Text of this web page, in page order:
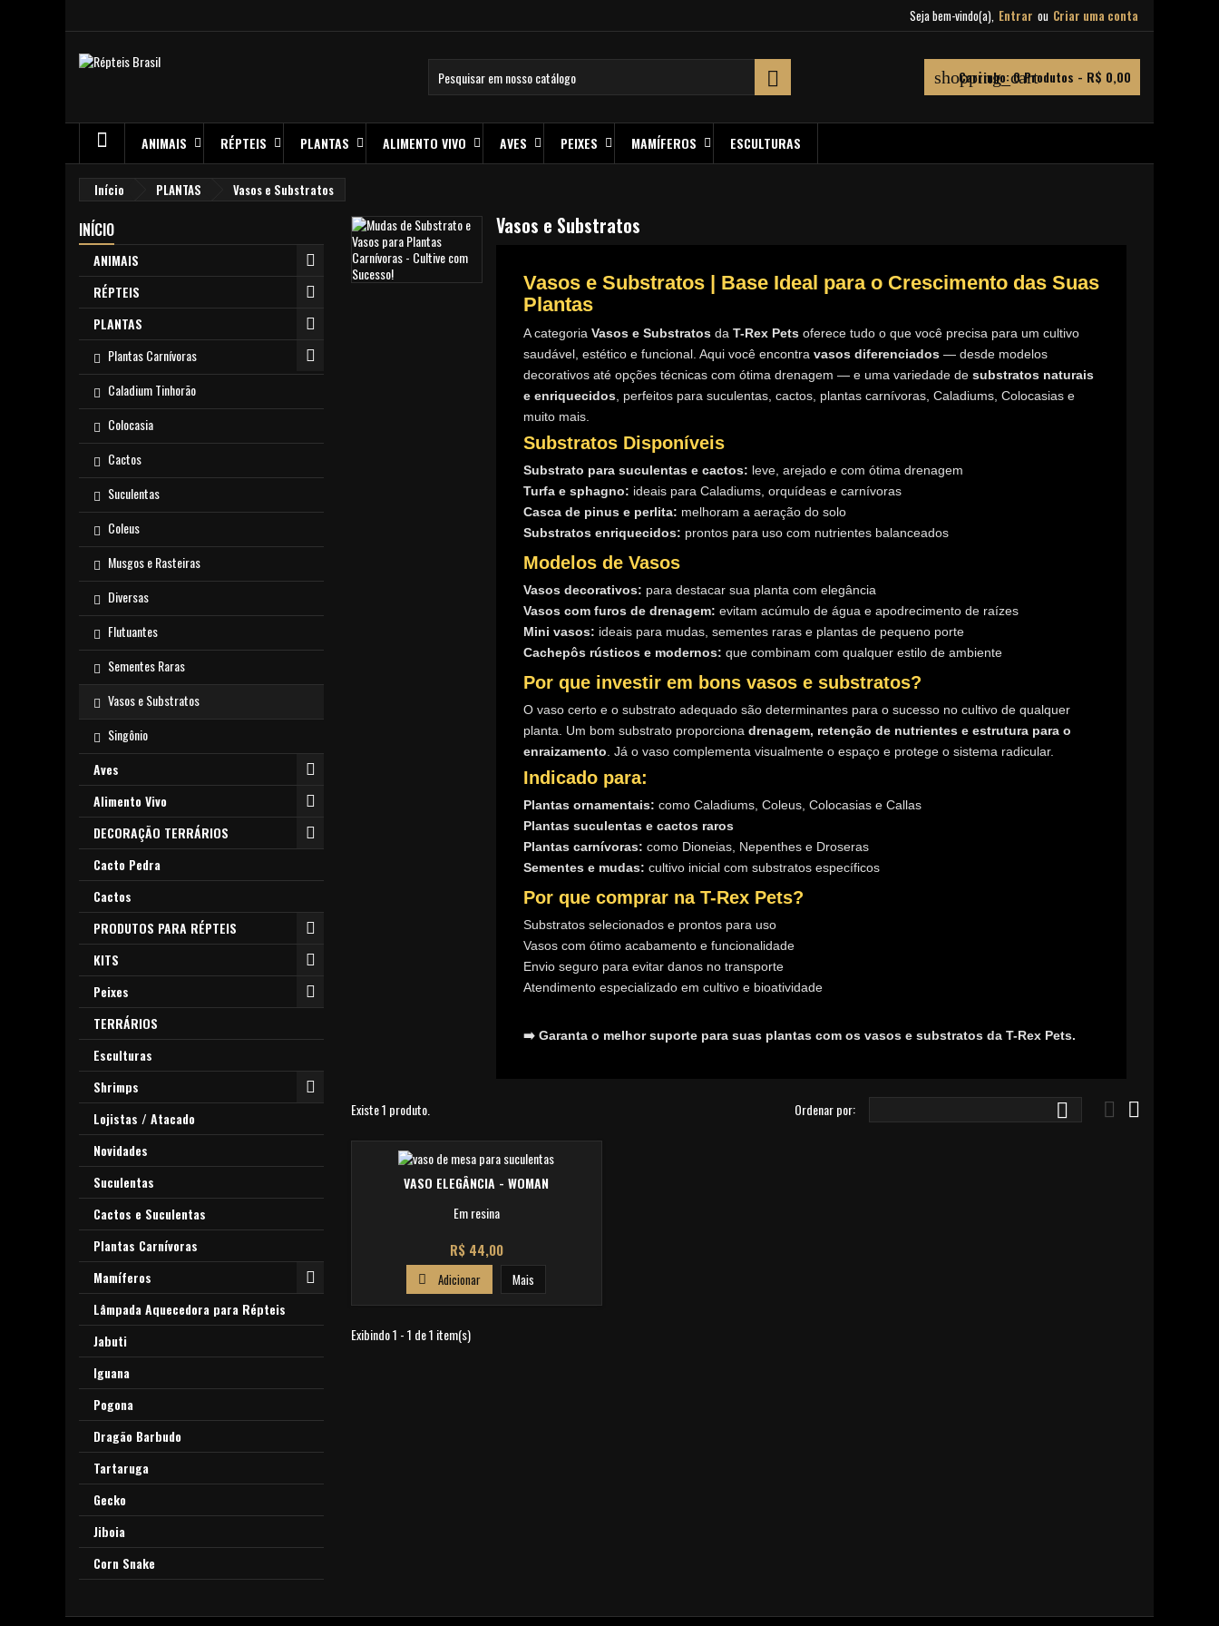
Seja bem-vindo(a), Entrar ou Criar uma conta
shopping_cart
Carrinho: 0Produtos - R$ 0,00

ANIMAIS RÉPTEIS PLANTAS ALIMENTO VIVO AVES PEIXES MAMÍFEROS ESCULTURAS
Início PLANTAS Vasos e Substratos
INÍCIO
ANIMAIS
RÉPTEIS
PLANTAS
Plantas Carnívoras
Caladium Tinhorão
Colocasia
Cactos
Suculentas
Coleus
Musgos e Rasteiras
Diversas
Flutuantes
Sementes Raras
Vasos e Substratos
Singônio
Aves
Alimento Vivo
DECORAÇÃO TERRÁRIOS
Cacto Pedra
Cactos
PRODUTOS PARA RÉPTEIS
KITS
Peixes
TERRÁRIOS
Esculturas
Shrimps
Lojistas / Atacado
Novidades
Suculentas
Cactos e Suculentas
Plantas Carnívoras
Mamíferos
Lâmpada Aquecedora para Répteis
Jabuti
Iguana
Pogona
Dragão Barbudo
Tartaruga
Gecko
Jiboia
Corn Snake
Vasos e Substratos
Vasos e Substratos | Base Ideal para o Crescimento das Suas
Plantas
A categoria Vasos e Substratos da T-Rex Pets oferece tudo o que você precisa para um cultivo
saudável, estético e funcional. Aqui você encontra vasos diferenciados — desde modelos
decorativos até opções técnicas com ótima drenagem — e uma variedade de substratos naturais
e enriquecidos , perfeitos para suculentas, cactos, plantas carnívoras, Caladiums, Colocasias e
muito mais.
Substratos Disponíveis
Substrato para suculentas e cactos: leve, arejado e com ótima drenagem
Turfa e sphagno: ideais para Caladiums, orquídeas e carnívoras
Casca de pinus e perlita: melhoram a aeração do solo
Substratos enriquecidos: prontos para uso com nutrientes balanceados
Modelos de Vasos
Vasos decorativos: para destacar sua planta com elegância
Vasos com furos de drenagem: evitam acúmulo de água e apodrecimento de raízes
Mini vasos: ideais para mudas, sementes raras e plantas de pequeno porte
Cachepôs rústicos e modernos: que combinam com qualquer estilo de ambiente
Por que investir em bons vasos e substratos?
O vaso certo e o substrato adequado são determinantes para o sucesso no cultivo de qualquer
planta. Um bom substrato proporciona drenagem, retenção de nutrientes e estrutura para o
enraizamento . Já o vaso complementa visualmente o espaço e protege o sistema radicular.
Indicado para:
Plantas ornamentais: como Caladiums, Coleus, Colocasias e Callas
Plantas suculentas e cactos raros
Plantas carnívoras: como Dioneias, Nepenthes e Droseras
Sementes e mudas: cultivo inicial com substratos específicos
Por que comprar na T-Rex Pets?
Substratos selecionados e prontos para uso
Vasos com ótimo acabamento e funcionalidade
Envio seguro para evitar danos no transporte
Atendimento especializado em cultivo e bioatividade
➡️ Garanta o melhor suporte para suas plantas com os vasos e substratos da T-Rex Pets.
Existe 1 produto. Ordenar por:   
VASO ELEGÂNCIA - WOMAN
Em resina
Preço
R$ 44,00
 Adicionar Mais
Exibindo 1 - 1 de 1 item(s)